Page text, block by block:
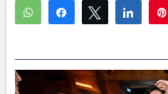
WhatsAppCompartirTwittear